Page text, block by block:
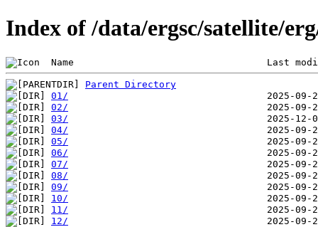
Index of /data/ergsc/satellite/
Name                                  Last
Parent Directory
01/
02/
03/
04/
05/
06/
07/
08/
09/
10/
11/
12/